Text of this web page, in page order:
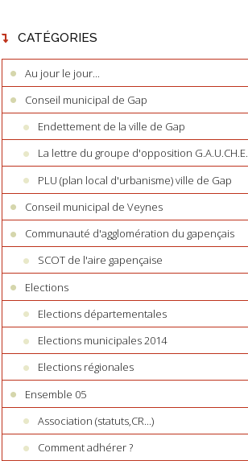
CATÉGORIES
Au jour le jour...
Conseil municipal de Gap
Endettement de la ville de Gap
La lettre du groupe d'opposition G.A.U.CH.E.
PLU (plan local d'urbanisme) ville de Gap
Conseil municipal de Veynes
Communauté d'agglomération du gapençais
SCOT de l'aire gapençaise
Elections
Elections départementales
Elections municipales 2014
Elections régionales
Ensemble 05
Association (statuts,CR...)
Comment adhérer ?